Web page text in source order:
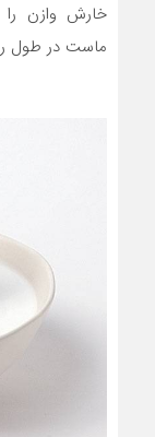
خارش وازن
ماست در طول